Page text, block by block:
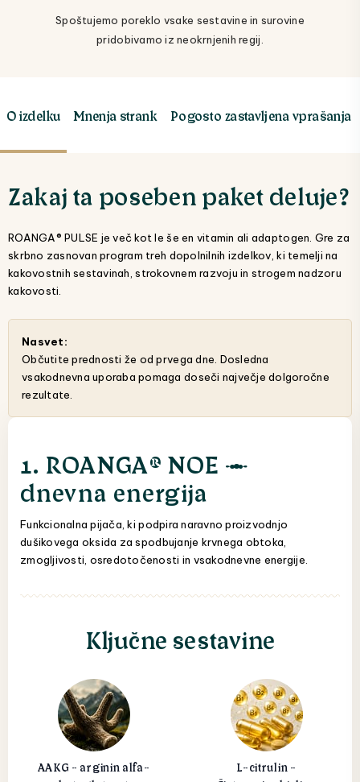
Spoštujemo poreklo vsake sestavine in surovine
pridobivamo iz neokrnjenih regij.
O izdelku Mnenja strank Pogosto zastavljena vprašanja
Zakaj ta poseben paket deluje?
ROANGA® PULSE je več kot le še en vitamin ali adaptogen. Gre za
skrbno zasnovan program treh dopolnilnih izdelkov, ki temelji na
kakovostnih sestavinah, strokovnem razvoju in strogem nadzoru
kakovosti.
Nasvet:
Občutite prednosti že od prvega dne. Dosledna
vsakodnevna uporaba pomaga doseči največje dolgoročne
rezultate.
1. ROANGA® NOE —
dnevna energija
Funkcionalna pijača, ki podpira naravno proizvodnjo
dušikovega oksida za spodbujanje krvnega obtoka,
zmogljivosti, osredotočenosti in vsakodnevne energije.
Ključne sestavine
AAKG - arginin alfa-
L-citrulin -